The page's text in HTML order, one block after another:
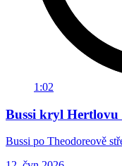
1:02
Bussi kryl Hertlovu
Bussi po Theodoreově